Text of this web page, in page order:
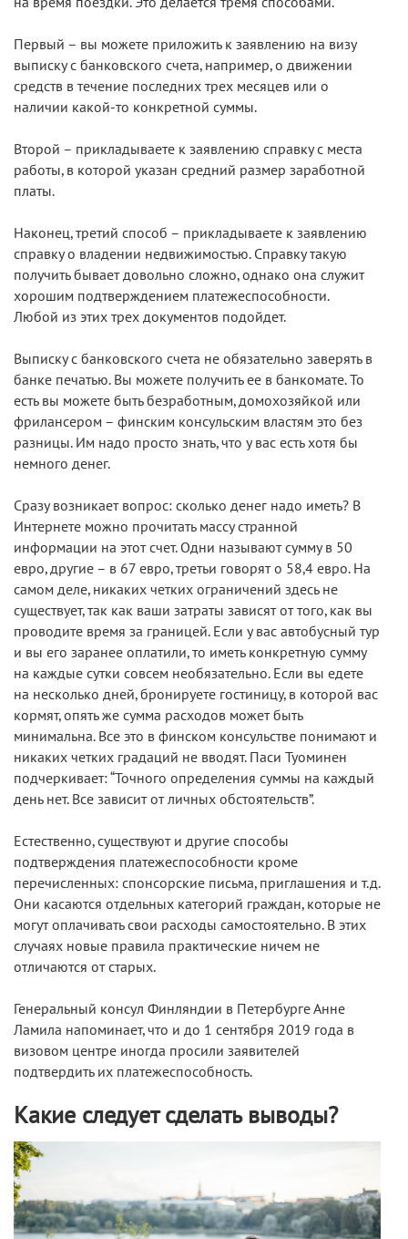
Первый – вы можете приложить к заявлению на визу
выписку с банковского счета, например, о движении
средств в течение последних трех месяцев или о
наличии какой-то конкретной суммы.
Второй – прикладываете к заявлению справку с места
работы, в которой указан средний размер заработной
платы.
Наконец, третий способ – прикладываете к заявлению
справку о владении недвижимостью. Справку такую
получить бывает довольно сложно, однако она служит
хорошим подтверждением платежеспособности.
Любой из этих трех документов подойдет.
Выписку с банковского счета не обязательно заверять в
банке печатью. Вы можете получить ее в банкомате. То
есть вы можете быть безработным, домохозяйкой или
фрилансером – финским консульским властям это без
разницы. Им надо просто знать, что у вас есть хотя бы
немного денег.
Сразу возникает вопрос: сколько денег надо иметь? В
Интернете можно прочитать массу странной
информации на этот счет. Одни называют сумму в 50
евро, другие – в 67 евро, третьи говорят о 58,4 евро. На
самом деле, никаких четких ограничений здесь не
существует, так как ваши затраты зависят от того, как вы
проводите время за границей. Если у вас автобусный тур
и вы его заранее оплатили, то иметь конкретную сумму
на каждые сутки совсем необязательно. Если вы едете
на несколько дней, бронируете гостиницу, в которой вас
кормят, опять же сумма расходов может быть
минимальна. Все это в финском консульстве понимают и
никаких четких градаций не вводят. Паси Туоминен
подчеркивает: “Точного определения суммы на каждый
день нет. Все зависит от личных обстоятельств”.
Естественно, существуют и другие способы
подтверждения платежеспособности кроме
перечисленных: спонсорские письма, приглашения и т.д.
Они касаются отдельных категорий граждан, которые не
могут оплачивать свои расходы самостоятельно. В этих
случаях новые правила практические ничем не
отличаются от старых.
Генеральный консул Финляндии в Петербурге Анне
Ламила напоминает, что и до 1 сентября 2019 года в
визовом центре иногда просили заявителей
подтвердить их платежеспособность.
Какие следует сделать выводы?